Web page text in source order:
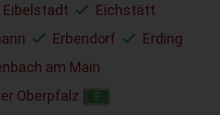
Eibelstadt
Eichstätt
Erbendorf
Erding
am Main
Oberpfalz
F